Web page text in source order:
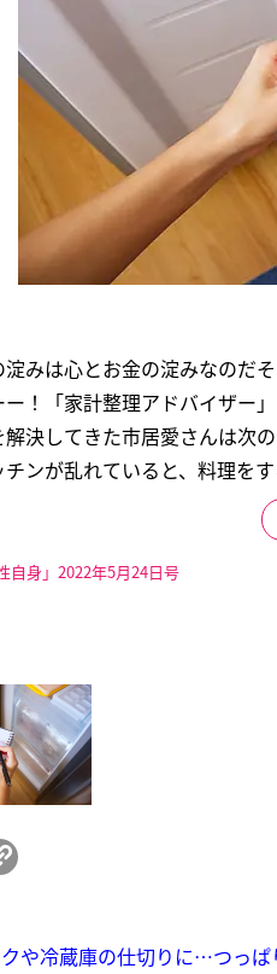
みは心とお金の淀みなのだ
！「家計整理アドバイザー
決してきた市居愛さんは次
ンが乱れていると、料理を
自身」2022年5月24日号
や冷蔵庫の仕切りに…つっぱ